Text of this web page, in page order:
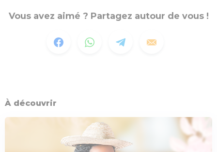
Vous avez aimé ? Partagez autour de vous !
À découvrir